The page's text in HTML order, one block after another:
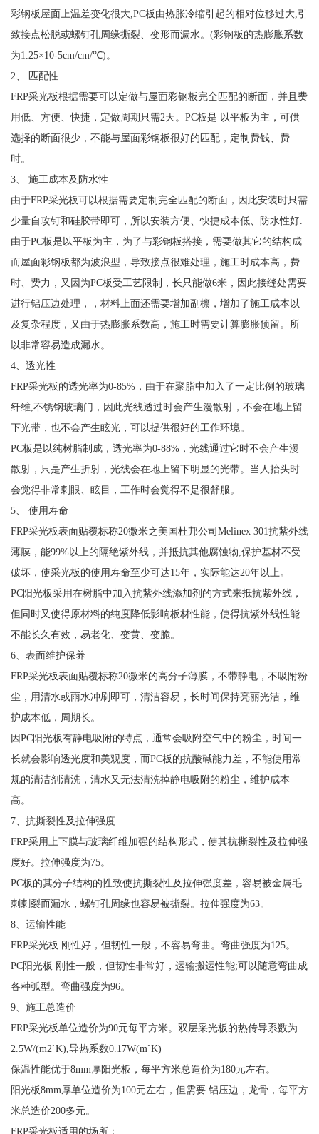
彩钢板屋面上温差变化很大,PC板由热胀冷缩引起的相对位移过大,引
致接点松脱或螺钉孔周缘撕裂、变形而漏水。(彩钢板的热膨胀系数
为1.25×10-5cm/cm/℃)。
2、 匹配性
FRP采光板根据需要可以定做与屋面彩钢板完全匹配的断面，并且费
用低、方便、快捷，定做周期只需2天。PC板是 以平板为主，可供
选择的断面很少，不能与屋面彩钢板很好的匹配，定制费钱、费
时。
3、 施工成本及防水性
由于FRP采光板可以根据需要定制完全匹配的断面，因此安装时只需
少量自攻钉和硅胶带即可，所以安装方便、快捷成本低、防水性好.
由于PC板是以平板为主，为了与彩钢板搭接，需要做其它的结构成
而屋面彩钢板都为波浪型，导致接点很难处理，施工时成本高，费
时、费力，又因为PC板受工艺限制，长只能做6米，因此接缝处需要
进行铝压边处理，，材料上面还需要增加副檩，增加了施工成本以
及复杂程度，又由于热膨胀系数高，施工时需要计算膨胀预留。所
以非常容易造成漏水。
4、透光性
FRP采光板的透光率为0-85%，由于在聚脂中加入了一定比例的玻璃
纤维,不锈钢玻璃门，因此光线透过时会产生漫散射，不会在地上留
下光带，也不会产生眩光，可以提供很好的工作环境。
PC板是以纯树脂制成，透光率为0-88%，光线通过它时不会产生漫
散射，只是产生折射，光线会在地上留下明显的光带。当人抬头时
会觉得非常刺眼、眩目，工作时会觉得不是很舒服。
5、 使用寿命
FRP采光板表面贴覆标称20微米之美国杜邦公司Melinex 301抗紫外线
薄膜，能99%以上的隔绝紫外线，并抵抗其他腐蚀物,保护基材不受
破坏，使采光板的使用寿命至少可达15年，实际能达20年以上。
PC阳光板采用在树脂中加入抗紫外线添加剂的方式来抵抗紫外线，
但同时又使得原材料的纯度降低影响板材性能，使得抗紫外线性能
不能长久有效，易老化、变黄、变脆。
6、表面维护保养
FRP采光板表面贴覆标称20微米的高分子薄膜，不带静电，不吸附粉
尘，用清水或雨水冲刷即可，清洁容易，长时间保持亮丽光洁，维
护成本低，周期长。
因PC阳光板有静电吸附的特点，通常会吸附空气中的粉尘，时间一
长就会影响透光度和美观度，而PC板的抗酸碱能力差，不能使用常
规的清洁剂清洗，清水又无法清洗掉静电吸附的粉尘，维护成本
高。
7、抗撕裂性及拉伸强度
FRP采用上下膜与玻璃纤维加强的结构形式，使其抗撕裂性及拉伸强
度好。拉伸强度为75。
PC板的其分子结构的性致使抗撕裂性及拉伸强度差，容易被金属毛
刺刺裂而漏水，螺钉孔周缘也容易被撕裂。拉伸强度为63。
8、运输性能
FRP采光板 刚性好，但韧性一般，不容易弯曲。弯曲强度为125。
PC阳光板 刚性一般，但韧性非常好，运输搬运性能;可以随意弯曲成
各种弧型。弯曲强度为96。
9、施工总造价
FRP采光板单位造价为90元每平方米。双层采光板的热传导系数为
2.5W/(m2`K),导热系数0.17W(m`K)
保温性能优于8mm厚阳光板，每平方米总造价为180元左右。
阳光板8mm厚单位造价为100元左右，但需要 铝压边，龙骨，每平方
米总造价200多元。
FRP采光板适用的场所：